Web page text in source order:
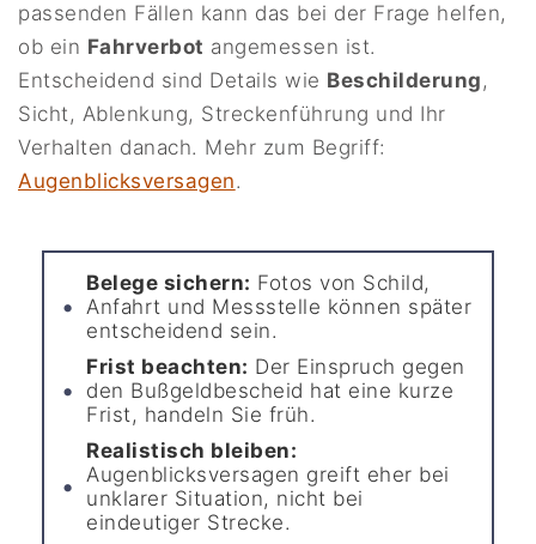
passenden Fällen kann das bei der Frage helfen,
ob ein Fahrverbot angemessen ist.
Entscheidend sind Details wie Beschilderung,
Sicht, Ablenkung, Streckenführung und Ihr
Verhalten danach. Mehr zum Begriff:
Augenblicksversagen.
Belege sichern: Fotos von Schild,
Anfahrt und Messstelle können später
entscheidend sein.
Frist beachten: Der Einspruch gegen
den Bußgeldbescheid hat eine kurze
Frist, handeln Sie früh.
Realistisch bleiben:
Augenblicksversagen greift eher bei
unklarer Situation, nicht bei
eindeutiger Strecke.